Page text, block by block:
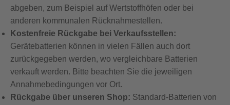
abgeben, zum Beispiel auf Wertstoffhöfen oder bei
anderen kommunalen Rücknahmestellen.
Kostenfreie Rückgabe bei Verkaufsstellen:
Gerätebatterien können in vielen Fällen auch dort
zurückgegeben werden, wo vergleichbare Batterien
verkauft werden. Bitte beachten Sie die jeweiligen
Annahmebedingungen vor Ort.
Rückgabe über unseren Shop: Standard-Batterien von